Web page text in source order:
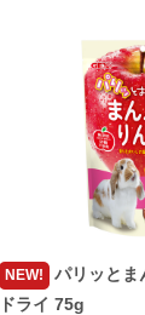
NEW!
パリッとま
ドライ 75g